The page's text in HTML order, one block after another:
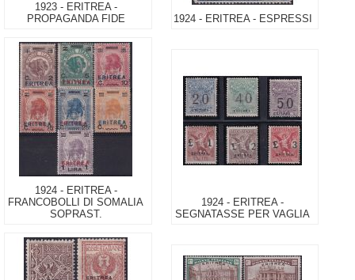
1923 - ERITREA -
PROPAGANDA FIDE
1924 - ERITREA - ESPRESSI
1924 - ERITREA -
FRANCOBOLLI DI SOMALIA
SOPRAST.
1924 - ERITREA -
SEGNATASSE PER VAGLIA